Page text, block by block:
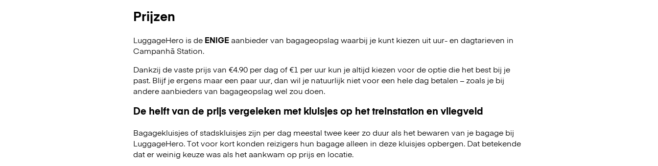
Prijzen
LuggageHero is de ENIGEaanbieder van bagageopslag waarbij je kunt kiezen uit uur- en dagtarieven in
Campanhã Station.
Dankzij de vaste prijs van €4.90 per dag of €1 per uur kun je altijd kiezen voor de optie die het best bij je
past. Blijf je ergens maar een paar uur, dan wil je natuurlijk niet voor een hele dag betalen – zoals je bij
andere aanbieders van bagageopslag wel zou doen.
De helft van de prijs vergeleken met kluisjes op het treinstation en vliegveld
Bagagekluisjes of stadskluisjes zijn per dag meestal twee keer zo duur als het bewaren van je bagage bij
LuggageHero. Tot voor kort konden reizigers hun bagage alleen in deze kluisjes opbergen. Dat betekende
dat er weinig keuze was als het aankwam op prijs en locatie.